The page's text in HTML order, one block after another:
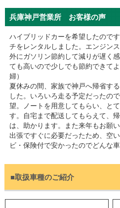
兵庫神戸営業所 お客様の声
ハイブリッドカーを希望したので
チをレンタルしました。エンジン
外にガソリン節約して減りが遅く
ても高いので少しでも節約できて
婦）
夏休みの間、家族で神戸へ帰省す
した。いろいろ走る予定だったの
望。ノートを用意してもらい、と
す。自宅まで配送してもらえて、
は、助かります。また来年もお願
出張ですぐに必要だったため、空
ビ・保険付で安かったのでどんな
急いでいたので選べませんでした
の対応も良かったので、また利用
(尼崎市、会社員)
新車の納車待ちの間、1ヶ月ほど
■取扱車種のご紹介